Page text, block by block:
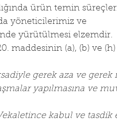
ürün temin
yöneticilerimiz ve
yürütülmesi elzemdir.
maddesinin (a), (b) ve (h)
gerek aza ve gerek
yapılmasına ve
kabul ve tasdik